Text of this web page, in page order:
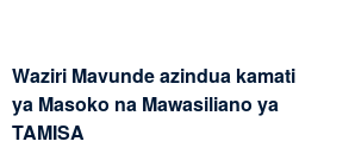
Waziri Mavunde azindua kamati
ya Masoko na Mawasiliano ya
TAMISA